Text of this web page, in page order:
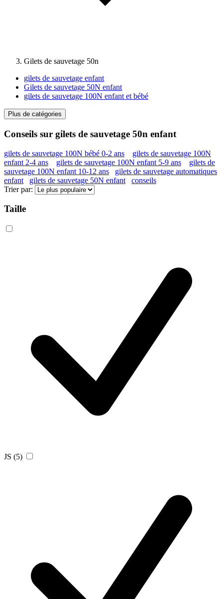
Gilets de sauvetage 50n
gilets de sauvetage enfant
Gilets de sauvetage 50N enfant
gilets de sauvetage 100N enfant et bébé
Plus de catégories
Conseils sur gilets de sauvetage 50n enfant
gilets de sauvetage 100N bébé 0-2 ans
gilets de sauvetage 100N
enfant 2-4 ans
gilets de sauvetage 100N enfant 5-9 ans
gilets de
sauvetage 100N enfant 10-12 ans
gilets de sauvetage automatiques
enfant
gilets de sauvetage 50N enfant
conseils
Trier par:
Taille
JS (5)